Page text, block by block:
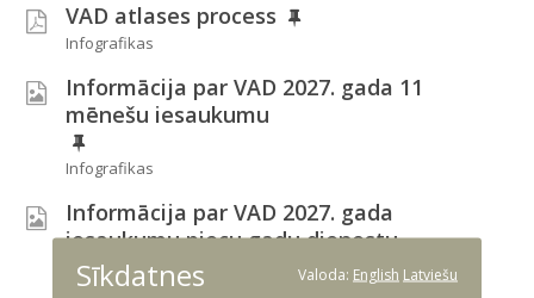
VAD atlases process
Infografikas
Informācija par VAD 2027. gada 11
mēnešu iesaukumu
Infografikas
Informācija par VAD 2027. gada
iesaukumu piecu gadu dienestu
Zemessardzē
Sīkdatnes Valoda: English Latviešu